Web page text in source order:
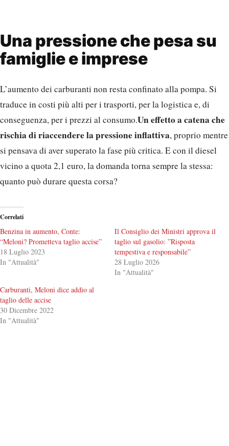
Una pressione che pesa su
famiglie e imprese
L’aumento dei carburanti non resta confinato alla pompa. Si
traduce in costi più alti per i trasporti, per la logistica e, di
conseguenza, per i prezzi al consumo.Un effetto a catena che
rischia di riaccendere la pressione inflattiva, proprio mentre
si pensava di aver superato la fase più critica. E con il diesel
vicino a quota 2,1 euro, la domanda torna sempre la stessa:
quanto può durare questa corsa?
Correlati
Benzina in aumento, Conte:
“Meloni? Prometteva taglio accise”
18 Luglio 2023
In "Attualità"
Il Consiglio dei Ministri approva il
taglio sul gasolio: ”Risposta
tempestiva e responsabile”
28 Luglio 2026
In "Attualità"
Carburanti, Meloni dice addio al
taglio delle accise
30 Dicembre 2022
In "Attualità"